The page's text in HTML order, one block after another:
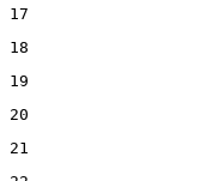
17
18
19
20
21